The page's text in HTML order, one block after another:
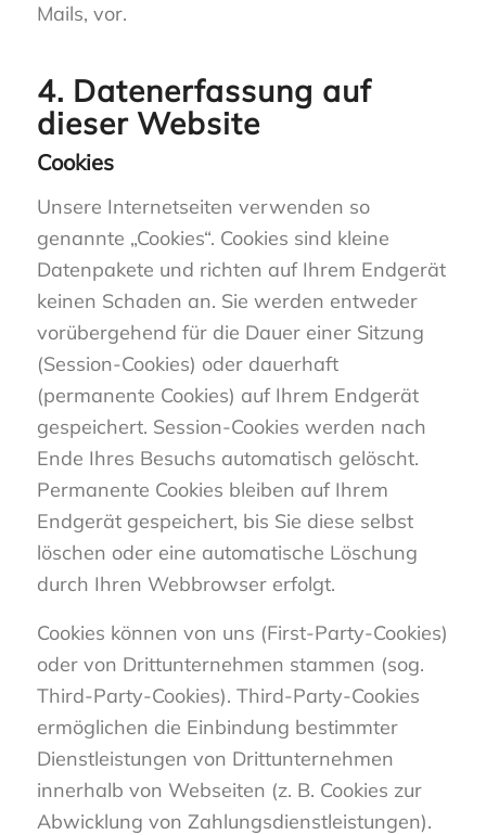
Mails, vor.
4. Datenerfassung auf
dieser Website
Cookies
Unsere Internetseiten verwenden so
genannte „Cookies“. Cookies sind kleine
Datenpakete und richten auf Ihrem Endgerät
keinen Schaden an. Sie werden entweder
vorübergehend für die Dauer einer Sitzung
(Session-Cookies) oder dauerhaft
(permanente Cookies) auf Ihrem Endgerät
gespeichert. Session-Cookies werden nach
Ende Ihres Besuchs automatisch gelöscht.
Permanente Cookies bleiben auf Ihrem
Endgerät gespeichert, bis Sie diese selbst
löschen oder eine automatische Löschung
durch Ihren Webbrowser erfolgt.
Cookies können von uns (First-Party-Cookies)
oder von Drittunternehmen stammen (sog.
Third-Party-Cookies). Third-Party-Cookies
ermöglichen die Einbindung bestimmter
Dienstleistungen von Drittunternehmen
innerhalb von Webseiten (z. B. Cookies zur
Abwicklung von Zahlungsdienstleistungen).